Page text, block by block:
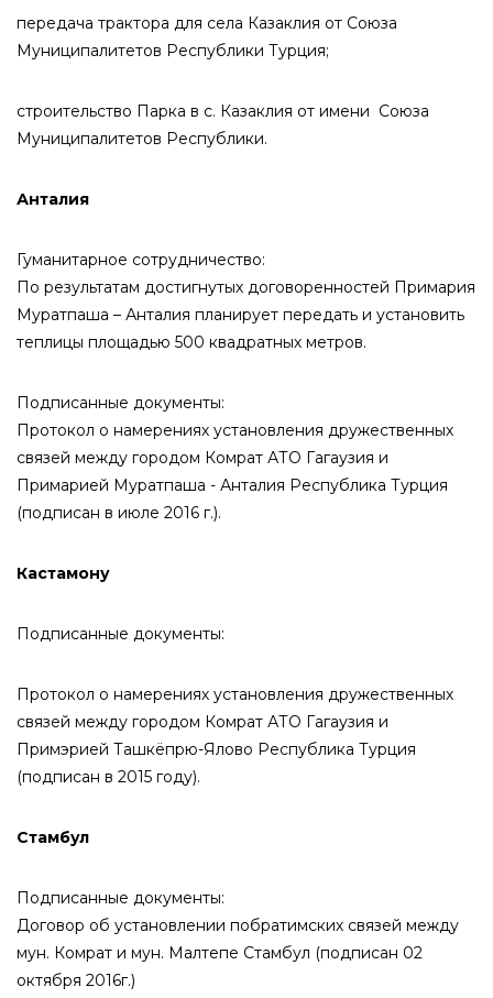
передача трактора для села Казаклия от Союза
Муниципалитетов Республики Турция;
строительство Парка в с. Казаклия от имени Союза
Муниципалитетов Республики.
Анталия
Гуманитарное сотрудничество:
По результатам достигнутых договоренностей Примария
Муратпаша – Анталия планирует передать и установить
теплицы площадью 500 квадратных метров.
Подписанные документы:
Протокол о намерениях установления дружественных
связей между городом Комрат АТО Гагаузия и
Примарией Муратпаша - Анталия Республика Турция
(подписан в июле 2016 г.).
Кастамону
Подписанные документы:
Протокол о намерениях установления дружественных
связей между городом Комрат АТО Гагаузия и
Примэрией Ташкёпрю-Ялово Республика Турция
(подписан в 2015 году).
Стамбул
Подписанные документы:
Договор об установлении побратимских связей между
мун. Комрат и мун. Малтепе Стамбул (подписан 02
октября 2016г.)